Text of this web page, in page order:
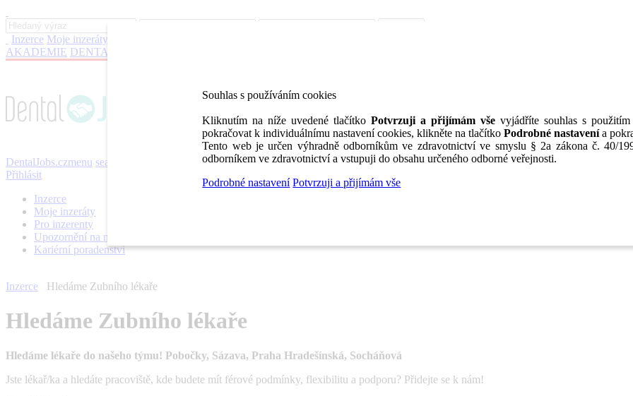
Inzerce Moje inzeráty
AKADEMIE DENTAL BAZAR
DentalJobs.czmenu search
Přihlásit
Inzerce
Moje inzeráty
Pro inzerenty
Upozornění na nové pozice
Kariérní poradenství
Inzerce Hledáme Zubního lékaře
Hledáme Zubního lékaře
Hledáme lékaře do našeho týmu! Pobočky, Sázava, Praha Hradešínská, Socháňová
Jste lékař/ka a hledáte pracoviště, kde budete mít férové podmínky, flexibilitu a podporu? Přidejte se k nám!
Souhlas s používáním cookies
Kliknutím na níže uvedené tlačítkoPotvrzuji a přijímám vše vyjádříte souhlas s
pokračovat k individuálnímu nastavení cookies, klikněte na tlačítko Podrobné nastavenía
Tento web je určen výhradně odborníkům ve zdravotnictví ve smyslu § 2a zákona č. 40/
odborníkem ve zdravotnictví a vstupuji do obsahu určeného odborné veřejnosti.
Podrobné nastavení Potvrzuji a přijímám vše